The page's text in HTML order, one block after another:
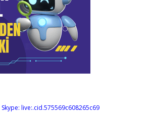
Skype: live:.cid.575569c608265c69